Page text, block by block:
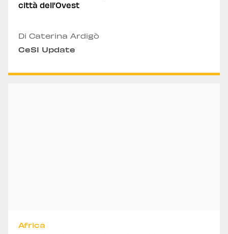
città dell’Ovest
Di Caterina Ardigò
CeSI Update
Africa